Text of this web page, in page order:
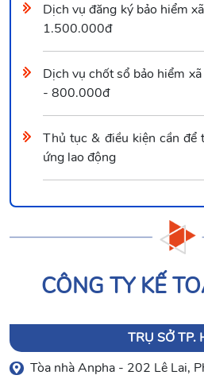
Dịch vụ đăng ký bảo hiểm
1.500.000đ
Dịch vụ chốt sổ bảo hiểm
- 800.000đ
Thủ tục & điều kiện cần để
ứng lao động
CÔNG TY KẾ
TRỤ SỞ TP.
Tòa nhà Anpha - 202 Lê Lai,